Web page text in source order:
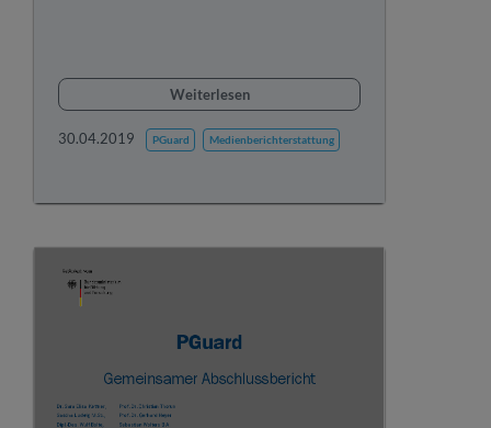
Weiterlesen
30.04.2019 PGuard Medienberichterstattung